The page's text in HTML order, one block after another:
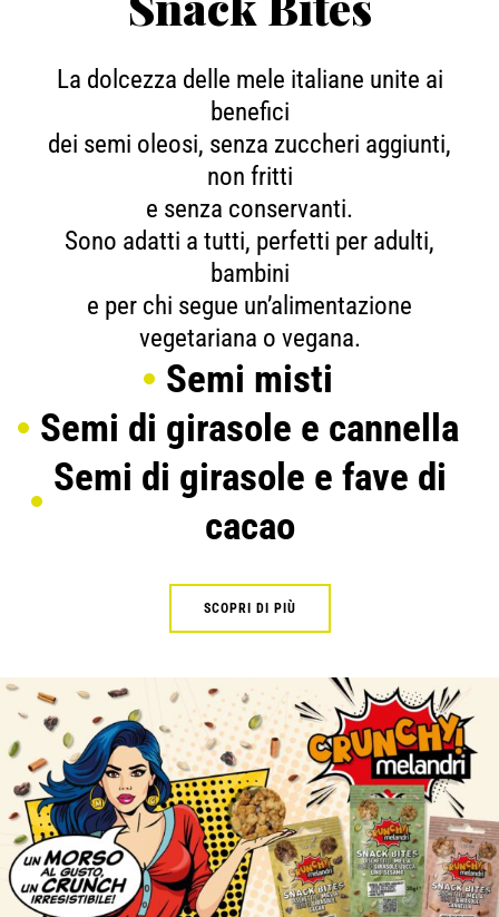
La dolcezza delle mele italiane unite ai
benefici
dei semi oleosi, senza zuccheri aggiunti,
non fritti
e senza conservanti.
Sono adatti a tutti, perfetti per adulti,
bambini
e per chi segue un’alimentazione
vegetariana o vegana.
Semi misti
Semi di girasole e cannella
Semi di girasole e fave di
cacao
SCOPRI DI PIÙ